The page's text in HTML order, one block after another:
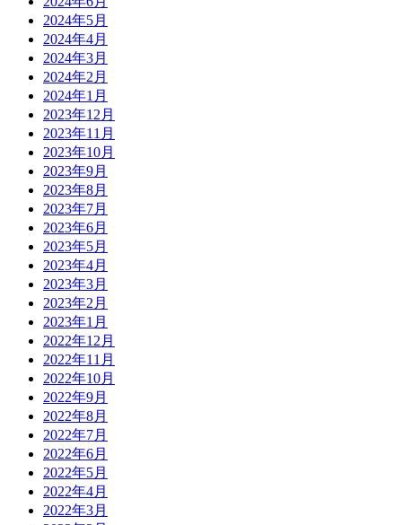
2024年5月
2024年4月
2024年3月
2024年2月
2024年1月
2023年12月
2023年11月
2023年10月
2023年9月
2023年8月
2023年7月
2023年6月
2023年5月
2023年4月
2023年3月
2023年2月
2023年1月
2022年12月
2022年11月
2022年10月
2022年9月
2022年8月
2022年7月
2022年6月
2022年5月
2022年4月
2022年3月